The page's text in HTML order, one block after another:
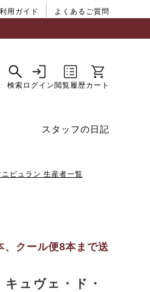
用ガイド よくあるご質問
スタッフの日記
ピュラン 生産者一覧
、クール便8本まで送
ュヴェ・ド・